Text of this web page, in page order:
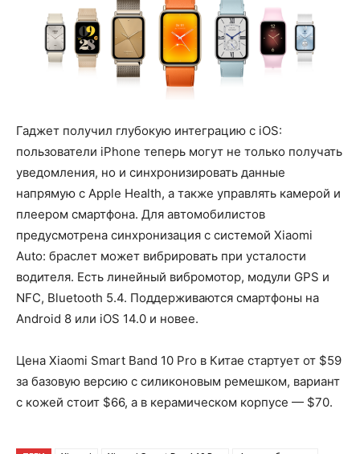
Гаджет получил глубокую интеграцию с iOS:
пользователи iPhone теперь могут не только получать
уведомления, но и синхронизировать данные
напрямую с Apple Health, а также управлять камерой и
плеером смартфона. Для автомобилистов
предусмотрена синхронизация с системой Xiaomi
Auto: браслет может вибрировать при усталости
водителя. Есть линейный вибромотор, модули GPS и
NFC, Bluetooth 5.4. Поддерживаются смартфоны на
Android 8 или iOS 14.0 и новее.
Цена Xiaomi Smart Band 10 Pro в Китае стартует от $59
за базовую версию с силиконовым ремешком, вариант
с кожей стоит $66, а в керамическом корпусе — $70.